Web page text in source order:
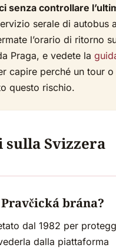
senza controllare
serale di autobus
l’orario di ritorno
Praga, e vedete la
capire perché un tour o
questo rischio.
Svizzera
brána?
dal 1982 per
dalla piattaforma